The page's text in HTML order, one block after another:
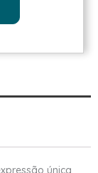
única